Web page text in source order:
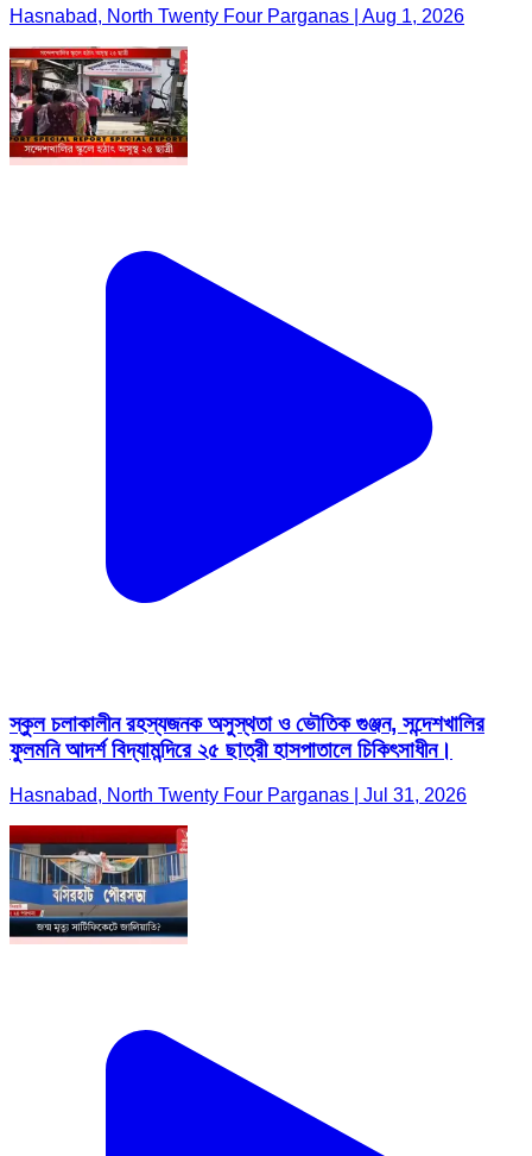
Hasnabad, North Twenty Four Parganas | Aug 1, 2026
স্কুল চলাকালীন রহস্যজনক অসুস্থতা ও ভৌতিক গুঞ্জন, সন্দেশখালির
ফুলমনি আদর্শ বিদ্যামন্দিরে ২৫ ছাত্রী হাসপাতালে চিকিৎসাধীন।
Hasnabad, North Twenty Four Parganas | Jul 31, 2026